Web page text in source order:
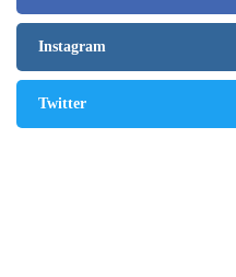
Instagram
Twitter